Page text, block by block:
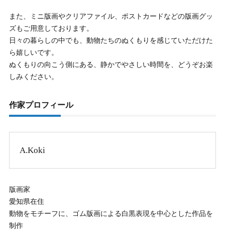
また、ミニ版画やクリアファイル、ポストカードなどの版画グッ
ズもご用意しております。
日々の暮らしの中でも、動物たちのぬくもりを感じていただけた
ら嬉しいです。
ぬくもりの向こう側にある、静かでやさしい時間を、どうぞお楽
しみください。
作家プロフィール
A.Koki
版画家
愛知県在住
動物をモチーフに、ゴム版画による白黒表現を中心とした作品を
制作